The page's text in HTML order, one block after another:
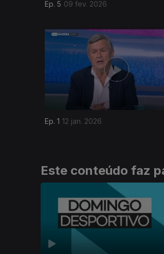
Ep. 5 09 fev. 2026
Ep. 1 12 jan. 2026
901894
Este conteúdo faz